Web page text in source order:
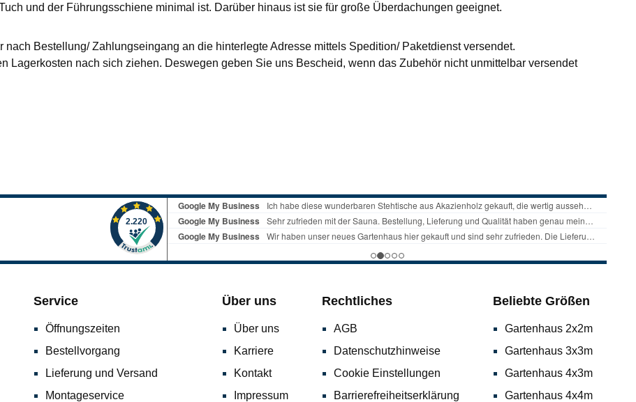
und der Führungsschiene minimal ist. Darüber hinaus ist sie für große Überdachungen geeignet.
Bestellung/ Zahlungseingang an die hinterlegte Adresse mittels Spedition/ Paketdienst versendet.
Lagerkosten nach sich ziehen. Deswegen geben Sie uns Bescheid, wenn das Zubehör nicht unmittelbar versendet
Service
Öffnungszeiten
Bestellvorgang
Lieferung und Versand
Montageservice
Über uns
Über uns
Karriere
Kontakt
Impressum
Rechtliches
AGB
Datenschutzhinweise
Cookie Einstellungen
Barrierefreiheitserklärung
Beliebte Größen
Gartenhaus 2x2m
Gartenhaus 3x3m
Gartenhaus 4x3m
Gartenhaus 4x4m